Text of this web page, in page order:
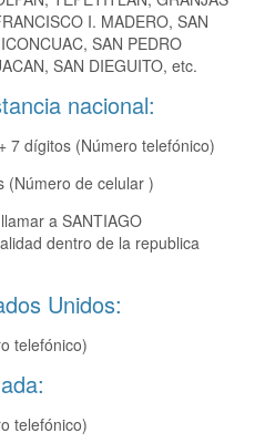
I. MADERO, SAN
SAN PEDRO
SAN DIEGUITO, etc.
nacional:
7 dígitos (Número telefónico)
(Número de celular )
a SANTIAGO
dentro de la republica
Unidos:
telefónico)
telefónico)